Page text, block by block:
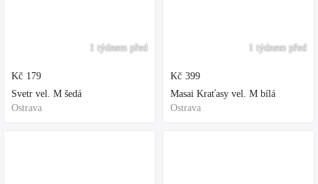
1 týdnem před
Kč 179
Svetr vel. M šedá
Ostrava
1 týdnem před
Kč 399
Masai Kraťasy vel. M bílá
Ostrava